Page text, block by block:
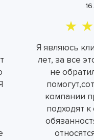
Я являюсь
лет, за все
не
компании
подходят